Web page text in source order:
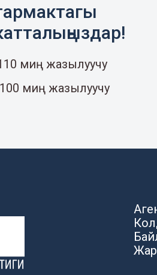
миң жазылуучу
100 миң жазылуучу